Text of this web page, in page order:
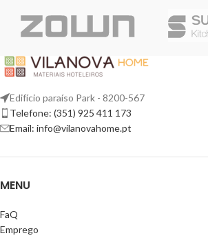
Edifício paraíso Park - 8200-567
Telefone: (351) 925 411 173
Email: info@vilanovahome.pt
MENU
FaQ
Emprego